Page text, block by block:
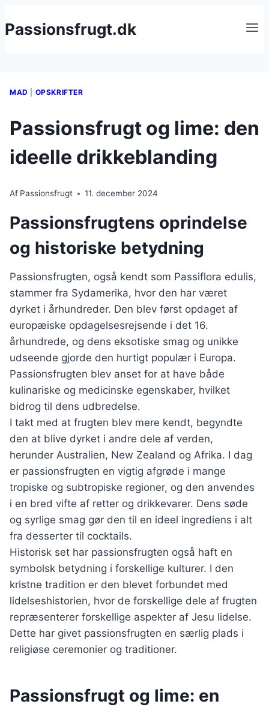
til
Passionsfrugt.dk
MAD OPSKRIFTER
Passionsfrugt og lime: den
ideelle drikkeblanding
Af Passionsfrugt 11. december 2024
Passionsfrugtens oprindelse
og historiske betydning
Passionsfrugten, også kendt som Passiflora edulis,
stammer fra Sydamerika, hvor den har været
dyrket i århundreder. Den blev først opdaget af
europæiske opdagelsesrejsende i det 16.
århundrede, og dens eksotiske smag og unikke
udseende gjorde den hurtigt populær i Europa.
Passionsfrugten blev anset for at have både
kulinariske og medicinske egenskaber, hvilket
bidrog til dens udbredelse.
I takt med at frugten blev mere kendt, begyndte
den at blive dyrket i andre dele af verden,
herunder Australien, New Zealand og Afrika. I dag
er passionsfrugten en vigtig afgrøde i mange
tropiske og subtropiske regioner, og den anvendes
i en bred vifte af retter og drikkevarer. Dens søde
og syrlige smag gør den til en ideel ingrediens i alt
fra desserter til cocktails.
Historisk set har passionsfrugten også haft en
symbolsk betydning i forskellige kulturer. I den
kristne tradition er den blevet forbundet med
lidelseshistorien, hvor de forskellige dele af frugten
repræsenterer forskellige aspekter af Jesu lidelse.
Dette har givet passionsfrugten en særlig plads i
religiøse ceremonier og traditioner.
Passionsfrugt og lime: en